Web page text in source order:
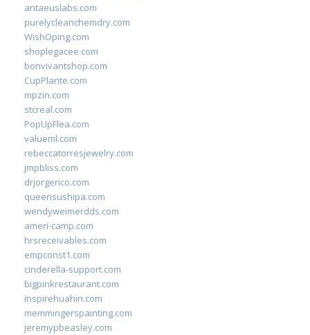
antaeuslabs.com
purelycleanchemdry.com
WishOping.com
shoplegacee.com
bonvivantshop.com
CupPlante.com
mpzin.com
stcreal.com
PopUpFlea.com
valueml.com
rebeccatorresjewelry.com
jmpbliss.com
drjorgerico.com
queensushipa.com
wendyweimerdds.com
ameri-camp.com
hrsreceivables.com
empconst1.com
cinderella-support.com
bigpinkrestaurant.com
inspirehuahin.com
memmingerspainting.com
jeremypbeasley.com